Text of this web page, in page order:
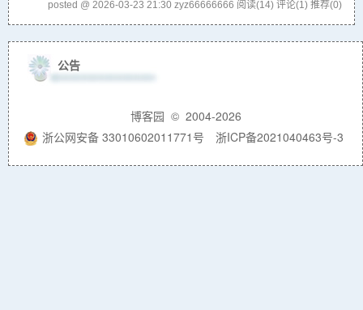
posted @ 2026-03-23 21:30 zyz66666666 阅读(14) 评论(1) 推荐(0)
公告
博客园 © 2004-2026
浙公网安备 33010602011771号
浙ICP备2021040463号-3